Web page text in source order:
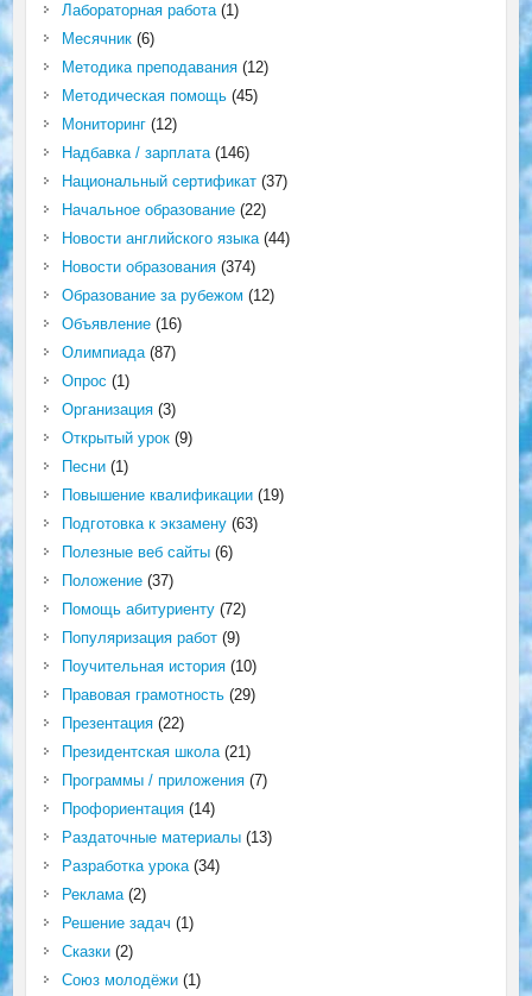
Лабораторная работа(1)
Месячник(6)
Методика преподавания(12)
Методическая помощь(45)
Мониторинг(12)
Надбавка / зарплата(146)
Национальный сертификат(37)
Начальное образование(22)
Новости английского языка(44)
Новости образования(374)
Образование за рубежом (12)
Объявление(16)
Олимпиада(87)
Опрос (1)
Организация(3)
Открытый урок(9)
Песни(1)
Повышение квалификации(19)
Подготовка к экзамену(63)
Полезные веб сайты(6)
Положение(37)
Помощь абитуриенту(72)
Популяризация работ(9)
Поучительная история(10)
Правовая грамотность(29)
Презентация(22)
Президентская школа(21)
Программы / приложения(7)
Профориентация(14)
Раздаточные материалы(13)
Разработка урока(34)
Реклама(2)
Решение задач (1)
Сказки(2)
Союз молодёжи(1)